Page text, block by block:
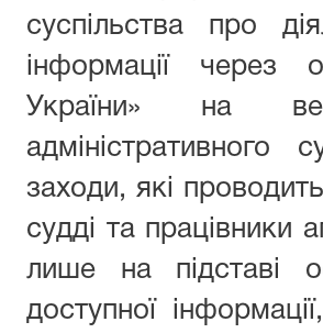
суспільства про
інформації через
України» на
адміністративного
заходи, які
судді та працівники
лише на підставі
доступної